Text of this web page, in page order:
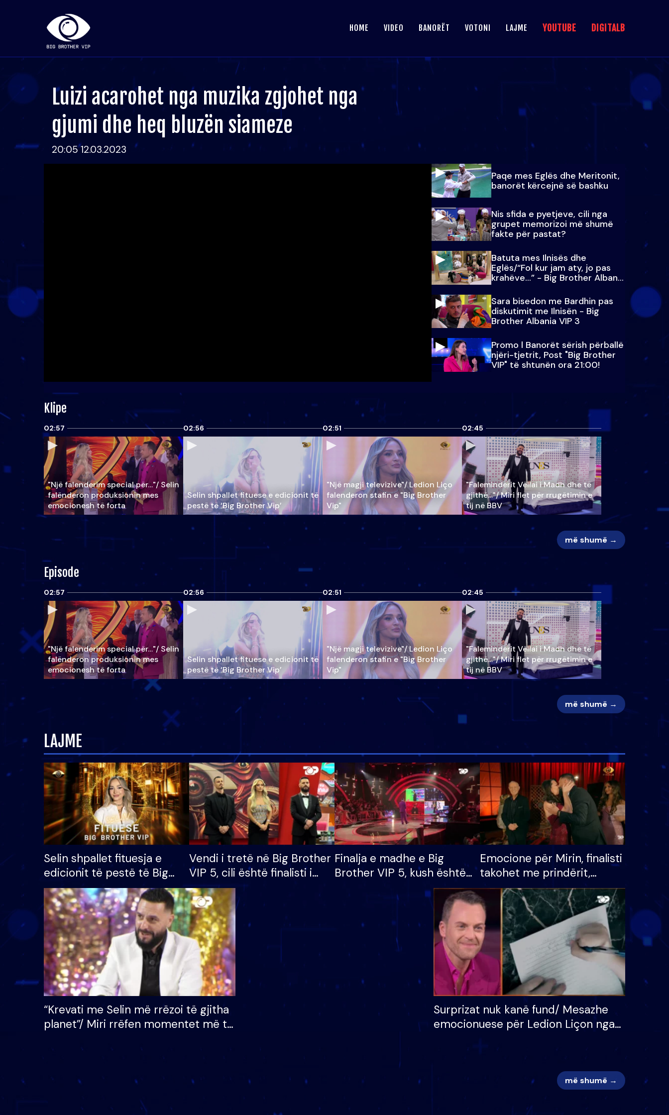
HOME VIDEO BANORËT VOTONI LAJME YOUTUBE DIGITALB
Luizi acarohet nga muzika zgjohet nga
gjumi dhe heq bluzën siameze
20:05 12.03.2023
Paqe mes Eglës dhe Meritonit,
banorët kërcejnë së bashku
Nis sfida e pyetjeve, cili nga
grupet memorizoi më shumë
fakte për pastat?
Batuta mes Ilnisës dhe
Eglës/“Fol kur jam aty, jo pas
krahëve…” - Big Brother Albania
VIP 3
Sara bisedon me Bardhin pas
diskutimit me Ilnisën - Big
Brother Albania VIP 3
Promo l Banorët sërish përballë
njëri-tjetrit, Post "Big Brother
VIP" të shtunën ora 21:00!
Klipe
02:57
"Një falenderim special për…"/ Selin
falënderon produksionin mes
emocionesh të forta
02:56
Selin shpallet fituese e edicionit të
pestë të ‘Big Brother Vip’
02:51
"Një magji televizive"/ Ledion Liço
falenderon stafin e "Big Brother
Vip"
02:45
"Faleminderit Vëllai i Madh dhe të
gjithë…"/ Miri flet për rrugëtimin e
tij në BBV
më shumë →
Episode
02:57
"Një falenderim special për…"/ Selin
falënderon produksionin mes
emocionesh të forta
02:56
Selin shpallet fituese e edicionit të
pestë të ‘Big Brother Vip’
02:51
"Një magji televizive"/ Ledion Liço
falenderon stafin e "Big Brother
Vip"
02:45
"Faleminderit Vëllai i Madh dhe të
gjithë…"/ Miri flet për rrugëtimin e
tij në BBV
më shumë →
LAJME
Selin shpallet fituesja e
edicionit të pestë të Big
Brother VIP, rrëmben
çmimin e madh prej 100
mijë eurosh
Vendi i tretë në Big Brother
VIP 5, cili është finalisti i
radhës që lë shtëpinë
Finalja e madhe e Big
Brother VIP 5, kush është
banori i parë që lë shtëpinë
dhe humb mundësinë për
të fituar çmimin e madh
Emocione për Mirin, finalisti
takohet me prindërit,
vajzën dhe bashkëshorten:
S’kemi ndonjë letër divorci
apo jo?
“Krevati me Selin më rrëzoi të gjitha
planet”/ Miri rrëfen momentet më të
mungojë zilja e mëngjesit kur…
Surprizat nuk kanë fund/ Mesazhe
emocionuese për Ledion Liçon nga
më shumë →